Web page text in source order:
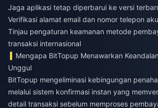
Jaga aplikasi tetap diperbarui ke versi
Verifikasi alamat email dan nomor telepon
Tinjau pengaturan keamanan metode
transaksi internasional
Mengapa BitTopup Menawarkan
Unggul
BitTopup mengeliminasi kebingungan
melalui sistem konfirmasi instan yang
detail transaksi sebelum memproses